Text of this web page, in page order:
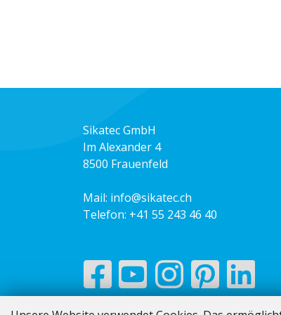
Sikatec GmbH
Im Alexander 4
8500 Frauenfeld
Mail: info@sikatec.ch
Telefon: +41 55 243 46 40